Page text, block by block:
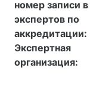
номер записи
экспертов по
аккредитации:
Экспертная
организация: